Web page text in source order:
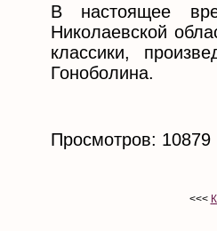
В настоящее
Николаевской
классики,
Гоноболина.
Просмотров: 10879
<<<